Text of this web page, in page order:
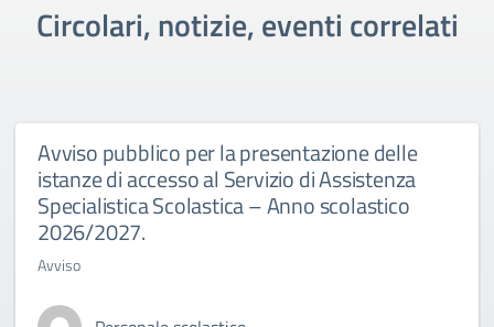
Circolari, notizie, eventi correlati
Avviso pubblico per la presentazione delle
istanze di accesso al Servizio di Assistenza
Specialistica Scolastica – Anno scolastico
2026/2027.
Avviso